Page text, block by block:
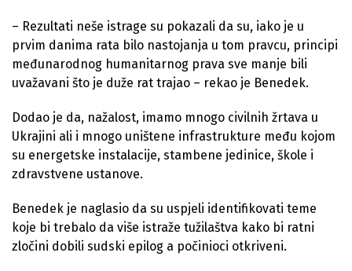
– Rezultati neše istrage su pokazali da su, iako je u
prvim danima rata bilo nastojanja u tom pravcu, principi
međunarodnog humanitarnog prava sve manje bili
uvažavani što je duže rat trajao – rekao je Benedek.
Dodao je da, nažalost, imamo mnogo civilnih žrtava u
Ukrajini ali i mnogo uništene infrastrukture među kojom
su energetske instalacije, stambene jedinice, škole i
zdravstvene ustanove.
Benedek je naglasio da su uspjeli identifikovati teme
koje bi trebalo da više istraže tužilaštva kako bi ratni
zločini dobili sudski epilog a počinioci otkriveni.